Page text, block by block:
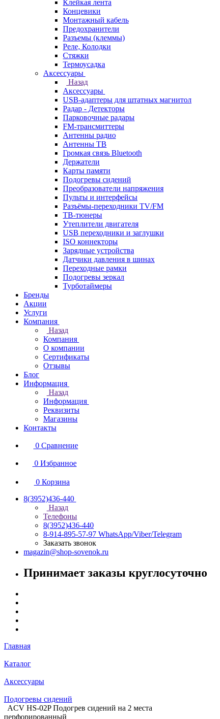
Клейкая лента
Концевики
Монтажный кабель
Предохранители
Разъемы (клеммы)
Реле, Колодки
Стяжки
Термоусадка
Аксессуары
Назад
Аксессуары
USB-адаптеры для штатных магнитол
Радар - Детекторы
Парковочные радары
FM-трансмиттеры
Антенны радио
Антенны ТВ
Громкая связь Bluetooth
Держатели
Карты памяти
Подогревы сидений
Преобразователи напряжения
Пульты и интерфейсы
Разъёмы-переходники TV/FM
ТВ-тюнеры
Утеплители двигателя
USB переходники и заглушки
ISO коннекторы
Зарядные устройства
Датчики давления в шинах
Переходные рамки
Подогревы зеркал
Турботаймеры
Бренды
Акции
Услуги
Компания
Назад
Компания
О компании
Сертификаты
Отзывы
Блог
Информация
Назад
Информация
Реквизиты
Магазины
Контакты
0 Сравнение
0 Избранное
0 Корзина
8(3952)436-440
Назад
Телефоны
8(3952)436-440
8-914-895-57-97 WhatsApp/Viber/Telegram
Заказать звонок
magazin@shop-sovenok.ru
Принимает заказы круглосуточно
Главная
Каталог
Аксессуары
Подогревы сидений
ACV HS-02P Подогрев сидений на 2 места
перфорированный